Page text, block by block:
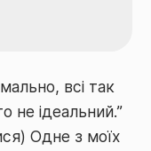
всі так
не ідеальний.”
Одне з моїх